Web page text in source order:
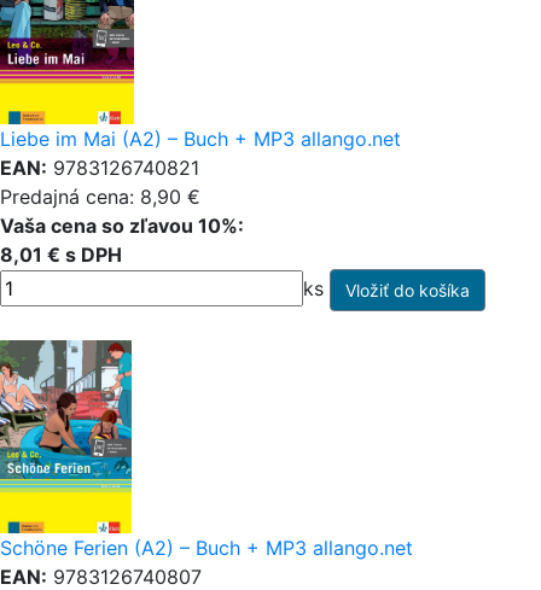
Liebe im Mai (A2) – Buch + MP3 allango.net
EAN: 9783126740821
Predajná cena: 8,90 €
Vaša cena so zľavou 10%:
8,01 € s DPH
ks
Schöne Ferien (A2) – Buch + MP3 allango.net
EAN: 9783126740807